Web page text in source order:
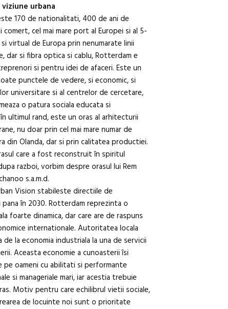
urbana
170 de nationalitati, 400 de ani de
cel mai mare port al Europei si al 5-
virtual de Europa prin nenumarate linii
dar si fibra optica si cablu, Rotterdam e
si pentru idei de afaceri. Este un
punctele de vedere, si economic, si
universitare si al centrelor de cercetare,
o patura sociala educata si
ultimul rand, este un oras al arhitecturii
nu doar prin cel mai mare numar de
din Olanda, dar si prin calitatea productiei.
care a fost reconstruit în spiritul
razboi, vorbim despre orasul lui Rem
s.a.m.d.
Vision stabileste directiile de
în 2030. Rotterdam reprezinta o
foarte dinamica, dar care are de raspuns
internationale. Autoritatea locala
la economia industriala la una de servicii
Aceasta economie a cunoasterii îsi
pe oameni cu abilitati si performante
si manageriale mari, iar acestia trebuie
Motiv pentru care echilibrul vietii sociale,
de locuinte noi sunt o prioritate